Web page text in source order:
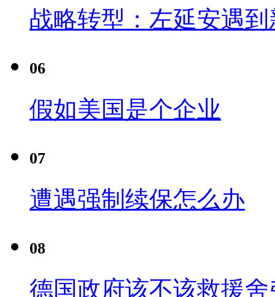
战略转型：左延安遇
06
假如美国是个企业
07
遭遇强制续保怎么办
08
德国政府该不该救援舍